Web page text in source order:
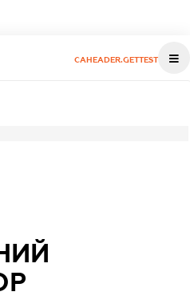
CAHEADER.GETTEST